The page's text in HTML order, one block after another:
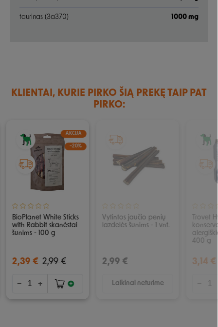
taurinas (3a370) 1000 mg
KLIENTAI, KURIE PIRKO ŠIĄ PREKĘ TAIP PAT
PIRKO:
AKCIJA
−20%
BioPlanet White Sticks
with Rabbit skanėstai
šunims - 100 g
2,39 € 2,99 €
Vytintos jaučio penių
lazdelės šunims - 1 vnt.
2,99 €
Laikinai neturime
Trovet
400 g
3,14 €